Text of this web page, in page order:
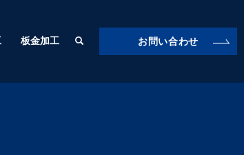
板金加工 お問い合わせ